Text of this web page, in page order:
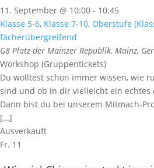
11. September @ 10:00 - 10:45
Klasse 5-6, Klasse 7-10, Oberstufe
fächerübergreifend
G8 Platz der Mainzer Republik, Mainz,
Workshop (Gruppentickets)
Du wolltest schon immer wissen, wie
sind und ob in dir vielleicht ein echtes
Dann bist du bei unserem Mitmach-
[…]
Ausverkauft
Fr. 11